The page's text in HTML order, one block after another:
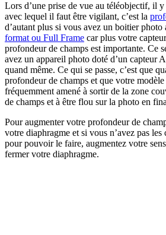
Lors d’une prise de vue au téléobjectif, il
avec lequel il faut être vigilant, c’est la
d’autant plus si vous avez un boitier photo
format ou Full Frame car plus votre
profondeur de champs est importante. Ce
avez un appareil photo doté d’un capteur
quand même. Ce qui se passe, c’est que
profondeur de champs et que votre
fréquemment amené à sortir de la zone
de champs et à être flou sur la photo en
Pour augmenter votre profondeur de
votre diaphragme et si vous n’avez pas
pour pouvoir le faire, augmentez votre
fermer votre diaphragme.